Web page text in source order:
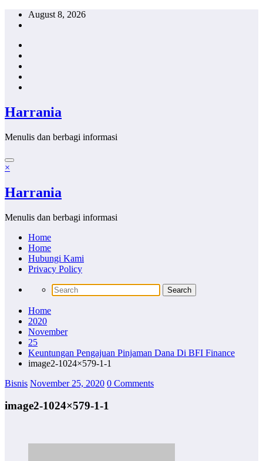
Skip
August 8, 2026
Harrania
Menulis dan berbagi informasi
×
Harrania
Menulis dan berbagi informasi
Home
Home
Hubungi Kami
Privacy Policy
Home
2020
November
25
Keuntungan Pengajuan Pinjaman Dana Di BFI Finance
image2-1024×579-1-1
Bisnis November 25, 2020 0 Comments
image2-1024×579-1-1